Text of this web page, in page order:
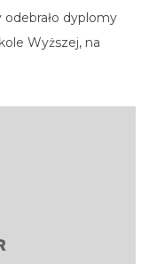
odebrało dyplomy
Wyższej, na